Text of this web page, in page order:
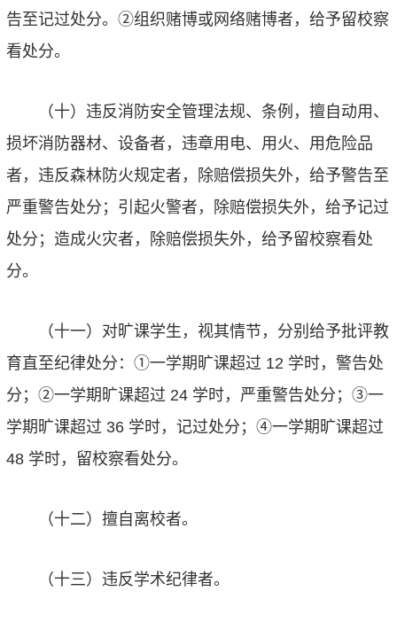
告至记过处分。 ②组织赌博或网络赌博者，给予留校察
看处分。
（十）违反消防安全管理法规、条例，擅自动用、
损坏消防器材、设备者，违章用电、用火、用危险品
者，违反森林防火规定者，除赔偿损失外，给予警告至
严重警告处分；引起火警者，除赔偿损失外，给予记过
处分；造成火灾者，除赔偿损失外，给予留校察看处
分。
（十一）对旷课学生，视其情节，分别给予批评教
育直至纪律处分： ①一学期旷课超过 12 学时，警告处
分； ②一学期旷课超过 24 学时，严重警告处分； ③一
学期旷课超过 36 学时，记过处分； ④一学期旷课超过
48 学时，留校察看处分。
（十二）擅自离校者。
（十三）违反学术纪律者。